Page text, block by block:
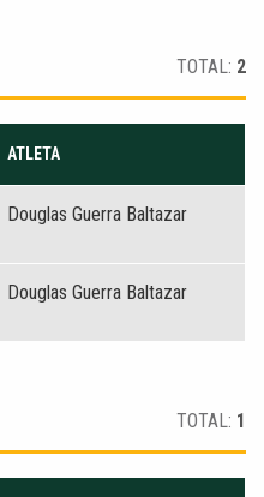
TOTAL: 2
ATLETA
Douglas Guerra Baltazar
Douglas Guerra Baltazar
TOTAL: 1